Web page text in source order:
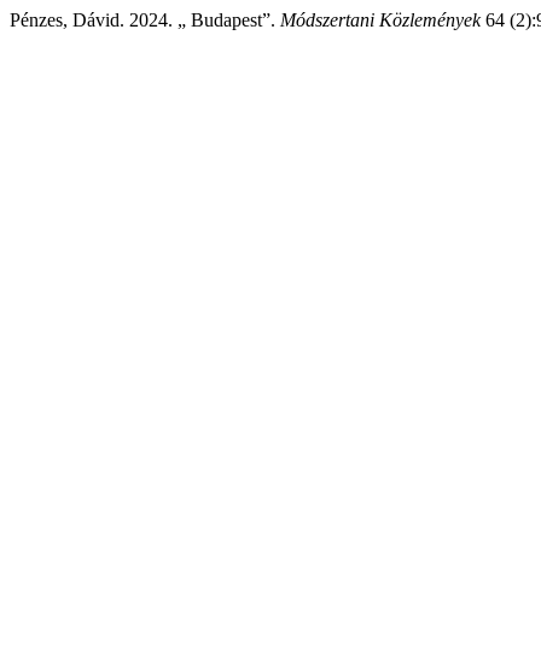
Pénzes, Dávid. 2024. „ Budapest”. Módszertani Közlemények64